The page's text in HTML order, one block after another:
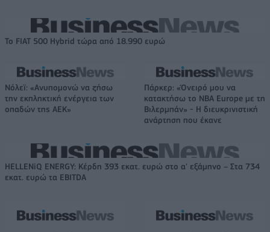
Το FIAT 500 Hybrid τώρα από 18.990 ευρώ
Νόλεϊ: «Ανυπομονώ να ζήσω
την εκπληκτική ενέργεια των
οπαδών της ΑΕΚ»
Πάρκερ: «Όνειρό μου να
κατακτήσω το ΝΒΑ Europe με τη
Βιλερμπάν» - Η διευκρινιστική
ανάρτηση που έκανε
HELLENiQ ENERGY: Κέρδη 393 εκατ. ευρώ στο α' εξάμηνο – Στα 734
εκατ. ευρώ τα EBITDA